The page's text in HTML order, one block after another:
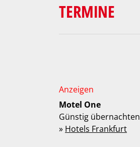
TERMINE
Motel One
Günstig
» Hotels Frankfurt